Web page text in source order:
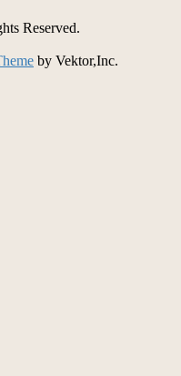
Reserved.
by Vektor,Inc.